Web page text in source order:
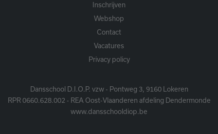
Inschrijven
Webshop
Contact
Vacatures
Privacy policy
Dansschool D.I.O.P. vzw - Pontweg 3, 9160 Lokeren
RPR 0660.628.002 - REA Oost-Vlaanderen afdeling Dendermonde
www.dansschooldiop.be